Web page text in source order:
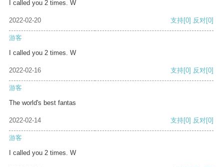
I called you 2 times. W
2022-02-20 支持[0] 反对[0]
游客
I called you 2 times. W
2022-02-16 支持[0] 反对[0]
游客
The world's best fantas
2022-02-14 支持[0] 反对[0]
游客
I called you 2 times. W